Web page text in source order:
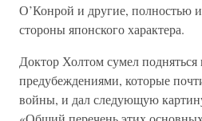
О’Конрой и другие, полностью
стороны японского характера.
Доктор Холтом сумел
предубеждениями, которые
войны, и дал следующую